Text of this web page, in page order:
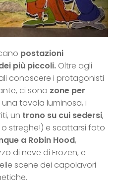
postazioni
più piccoli. Oltre agli
conoscere i protagonisti
ci sono zone per
una tavola luminosa, i
un trono su cui sedersi,
streghe!) e scattarsi foto
a Robin Hood,
di neve di Frozen, e
scene dei capolavori